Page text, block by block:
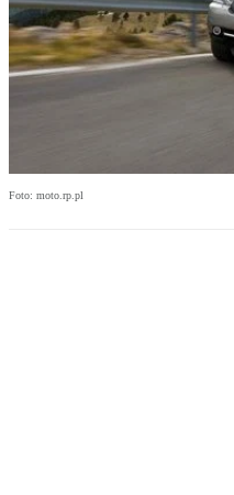
Foto: moto.rp.pl